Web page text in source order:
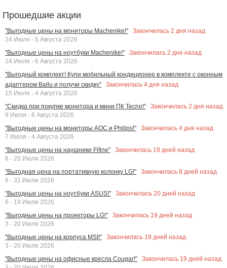
Прошедшие акции
"Выгодные цены на мониторы Machenike!" Закончилась 2 дня назад
24 Июля - 6 Августа 2026
"Выгодные цены на ноутбуки Machenike!"
Закончилась 2 дня назад
24 Июля - 6 Августа 2026
"Выгодный комплект! Купи мобильный кондиционер в комплекте с оконным
адаптером Ballu и получи скидку"
Закончилась 4 дня назад
15 Июля - 4 Августа 2026
"Скидка при покупке монитора и мини ПК Tecno!"
Закончилась 2 дня назад
9 Июля - 6 Августа 2026
"Выгодные цены на мониторы AOC и Philips!"
Закончилась 4 дня назад
7 Июля - 4 Августа 2026
"Выгодные цены на наушники Fifine"
Закончилась 19 дней назад
6 - 20 Июля 2026
"Выгодная цена на портативную колонку LG!"
Закончилась 8 дней назад
6 - 31 Июля 2026
"Выгодные цены на ноутбуки ASUS!"
Закончилась 20 дней назад
6 - 19 Июля 2026
"Выгодные цены на проекторы LG!"
Закончилась 19 дней назад
3 - 20 Июля 2026
"Выгодные цены на корпуса MSI!"
Закончилась 19 дней назад
3 - 20 Июля 2026
"Выгодные цены на офисные кресла Cougar!"
Закончилась 19 дней назад